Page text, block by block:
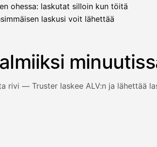
ohessa: laskutat silloin kun töitä
laskusi voit lähettää
rivi — Truster laskee ALV:n ja lähettää
lasketaan automaattisesti